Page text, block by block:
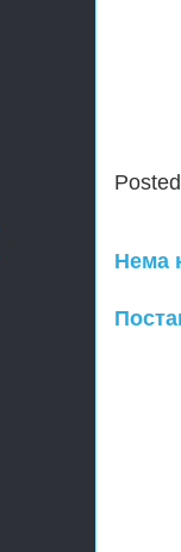
Нема